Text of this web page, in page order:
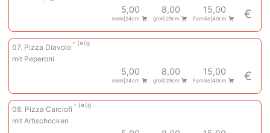
5,00
klein|24cm
8,00
groß|29cm
15,00
Familie|40cm €
07. Pizza Diavolo
a g
mit Peperoni
5,00
klein|24cm
8,00
groß|29cm
15,00
Familie|40cm €
08. Pizza Carciofi
a g
mit Artischocken